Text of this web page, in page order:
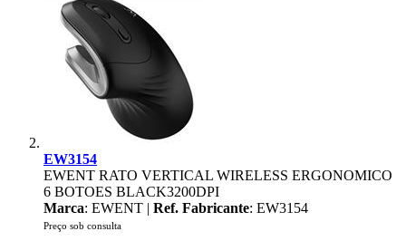
EW3154
EWENT RATO VERTICAL WIRELESS ERGONOMICO
6 BOTOES BLACK3200DPI
Marca: EWENT | Ref. Fabricante: EW3154
Preço sob consulta